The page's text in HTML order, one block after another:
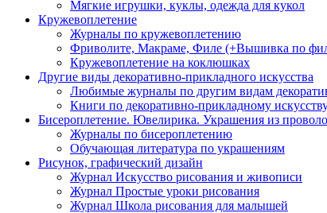
Мягкие игрушки, куклы, одежда для кукол
Кружевоплетение
Журналы по кружевоплетению
Фриволите, Макраме, Филе (+Вышивка по
Кружевоплетение на коклюшках
Другие виды декоративно-прикладного искусства
Любимые журналы по другим видам
Книги по декоративно-прикладному
Бисероплетение. Ювелирика. Украшения из
Журналы по бисероплетению
Обучающая литература по украшениям
Рисунок, графический дизайн
Журнал Искусство рисования и живописи
Журнал Простые уроки рисования
Журнал Школа рисования для малышей